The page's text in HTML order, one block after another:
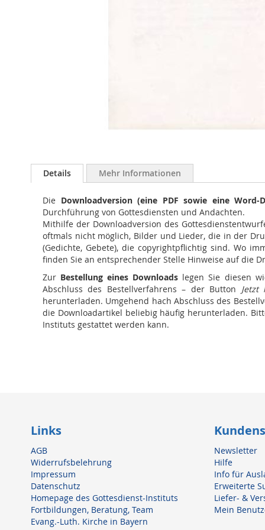
Anfang
springen
Details
Die Downloadversion (eine PDF sowie eine Word-
Durchführung von Gottesdiensten und Andachten.
Mithilfe der Downloadversion des
oftmals nicht möglich, Bilder und Lieder, die in der
(Gedichte, Gebete), die copyrightpflichtig sind. Wo
finden Sie an entsprechender Stelle Hinweise auf die
Zur Bestellung eines Downloads legen Sie diesen
Abschluss des Bestellverfahrens – der Button Jetzt
herunterladen. Umgehend hach Abschluss des
die Downloadartikel beliebig häufig herunterladen.
Instituts gestattet werden kann.
Mehr Informationen
Links
AGB
Widerrufsbelehrung
Impressum
Datenschutz
Homepage des Gottesdienst-Instituts
Fortbildungen, Beratung, Team
Evang.-Luth. Kirche in Bayern
Newsletter
Hilfe
Info für
Erweiterte
Liefer- &
Mein